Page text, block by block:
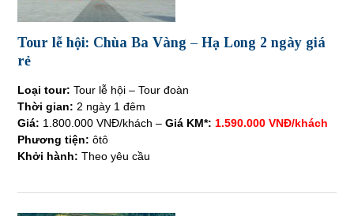
Tour lễ hội: Chùa Ba Vàng – Hạ Long 2 ngày giá
rẻ
Loại tour:Tour lễ hội – Tour đoàn
Thời gian: 2 ngày 1 đêm
Giá: 1.800.000 VNĐ/khách –Giá KM*: 1.590.000 VNĐ/khách
Phương tiện:ôtô
Khởi hành:Theo yêu cầu